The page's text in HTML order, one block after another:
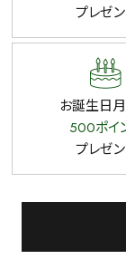
プレゼ
お誕生日
500ポイ
プレゼ